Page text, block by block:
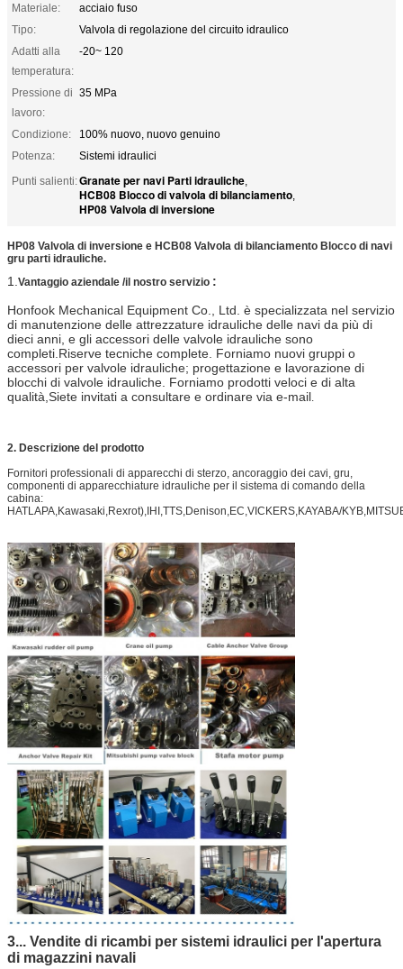
Materiale:
acciaio fuso
Tipo:
Valvola di regolazione del circuito idraulico
Adatti alla
temperatura:
-20~ 120
Pressione di
lavoro:
35 MPa
Condizione:
100% nuovo, nuovo genuino
Potenza:
Sistemi idraulici
Punti salienti:Granate per navi Parti idrauliche,
HCB08 Blocco di valvola di bilanciamento,
HP08 Valvola di inversione
HP08 Valvola di inversione e HCB08 Valvola di bilanciamento Blocco di navi
gru parti idrauliche.
1. Vantaggio aziendale /il nostro servizio :
Honfook Mechanical Equipment Co., Ltd. è specializzata nel servizio
di manutenzione delle attrezzature idrauliche delle navi da più di
dieci anni, e gli accessori delle valvole idrauliche sono
completi.Riserve tecniche complete. Forniamo nuovi gruppi o
accessori per valvole idrauliche; progettazione e lavorazione di
blocchi di valvole idrauliche. Forniamo prodotti veloci e di alta
qualità,Siete invitati a consultare e ordinare via e-mail.
2. Descrizione del prodotto
Fornitori professionali di apparecchi di sterzo, ancoraggio dei cavi, gru,
componenti di apparecchiature idrauliche per il sistema di comando della
cabina:
HATLAPA,Kawasaki,Rexrot),IHI,TTS,Denison,EC,VICKERS,KAYABA/
3... Vendite di ricambi per sistemi idraulici per l'apertura
di magazzini navali